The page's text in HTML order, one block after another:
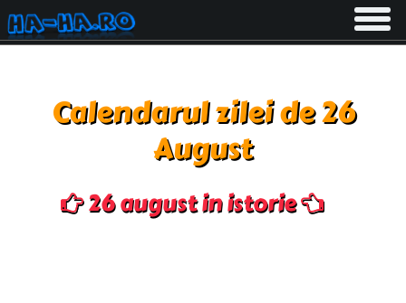
Toggle
Calendarul zilei de 26
August
26 august in istorie